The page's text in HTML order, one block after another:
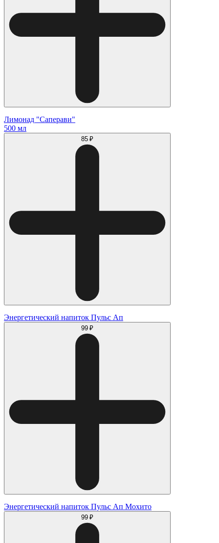
Лимонад "Саперави"
500 мл
85 ₽
Энергетический напиток Пульс Ап
99 ₽
Энергетический напиток Пульс Ап Мохито
99 ₽